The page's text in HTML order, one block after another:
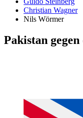
Christian Wagner
Nils Wörmer
Pakistan